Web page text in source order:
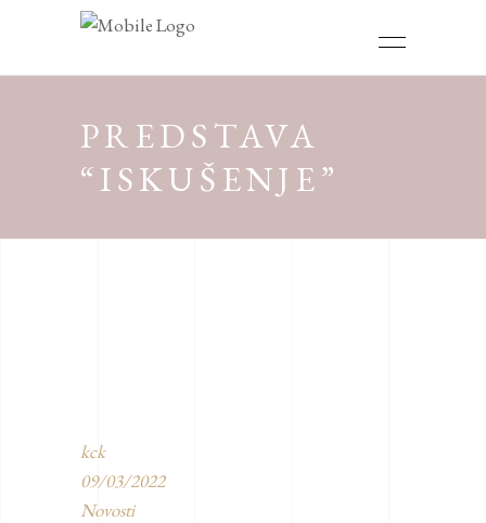
PREDSTAVA
“ISKUŠENJE”
kck
09/03/2022
Novosti